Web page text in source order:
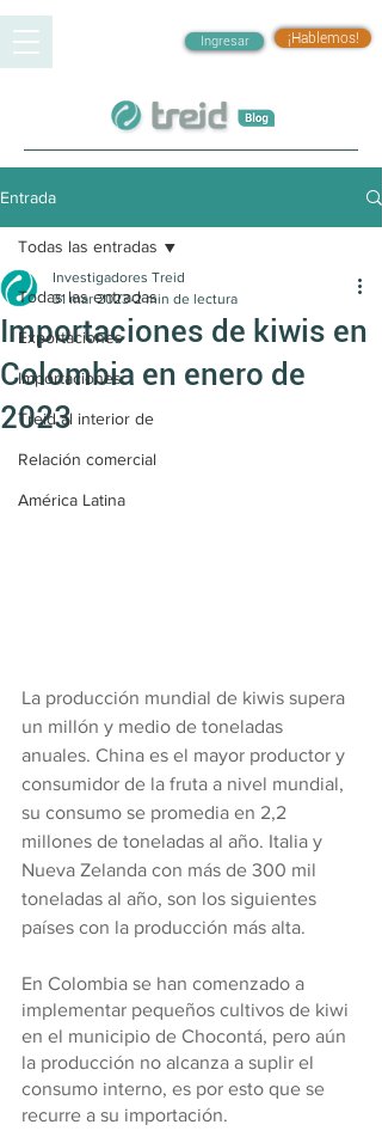
¡Hablemos!
Ingresar
Entrada
Todas las entradas
Exportaciones
Importaciones
Treid al interior de
Relación comercial
América Latina
Todas las entradas
Importaciones de kiwis en
Colombia en enero de
2023
Investigadores Treid
31 mar 2023 2 min de lectura
La producción mundial de kiwis supera
un millón y medio de toneladas
anuales. China es el mayor productor y
consumidor de la fruta a nivel mundial,
su consumo se promedia en 2,2
millones de toneladas al año. Italia y
Nueva Zelanda con más de 300 mil
toneladas al año, son los siguientes
países con la producción más alta.
En Colombia se han comenzado a
implementar pequeños cultivos de kiwi
en el municipio de Chocontá, pero aún
la producción no alcanza a suplir el
consumo interno, es por esto que se
recurre a su importación.